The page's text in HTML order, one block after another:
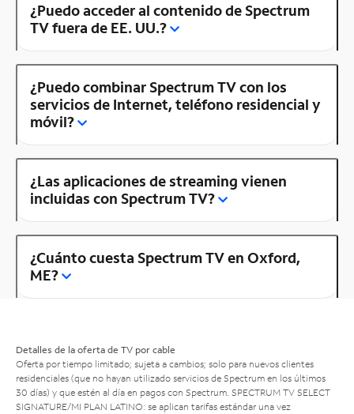
¿Puedo acceder al contenido de Spectrum
TV fuera de EE. UU.?
¿Puedo combinar Spectrum TV con los
servicios de Internet, teléfono residencial y
móvil?
¿Las aplicaciones de streaming vienen
incluidas con Spectrum TV?
¿Cuánto cuesta Spectrum TV en Oxford,
ME?
Detalles de la oferta de TV por cable
Oferta por tiempo limitado; sujeta a cambios; solo para nuevos clientes
residenciales (que no hayan utilizado servicios de Spectrum en los últimos
30 días) y que estén al día en pagos con Spectrum. SPECTRUM TV SELECT
SIGNATURE/MI PLAN LATINO: se aplican tarifas estándar una vez